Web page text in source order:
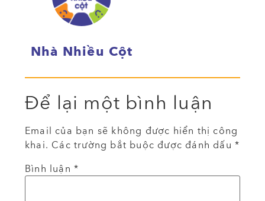
Nhà Nhiều Cột
Để lại một bình luận
Email của bạn sẽ không được hiển thị công
khai. Các trường bắt buộc được đánh dấu*
Bình luận *